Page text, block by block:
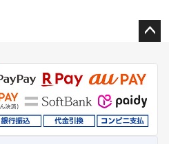
ジト
ップ
へ